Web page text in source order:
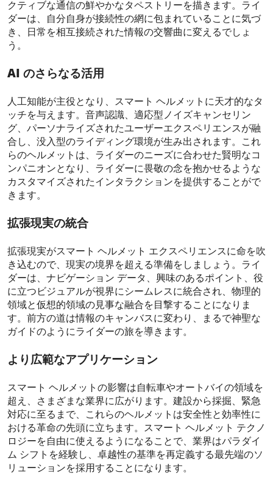
クティブな通信の鮮やかなタペストリーを描きます。ライ
ダーは、自分自身が接続性の網に包まれていることに気づ
き、日常を相互接続された情報の交響曲に変えるでしょ
う。
AI のさらなる活用
人工知能が主役となり、スマート ヘルメットに天才的なタ
ッチを与えます。音声認識、適応型ノイズキャンセリン
グ、パーソナライズされたユーザーエクスペリエンスが融
合し、没入型のライディング環境が生み出されます。これ
らのヘルメットは、ライダーのニーズに合わせた賢明なコ
ンパニオンとなり、ライダーに畏敬の念を抱かせるような
カスタマイズされたインタラクションを提供することがで
きます。
拡張現実の統合
拡張現実がスマート ヘルメット エクスペリエンスに命を吹
き込むので、現実の境界を超える準備をしましょう。ライ
ダーは、ナビゲーション データ、興味のあるポイント、役
に立つビジュアルが視界にシームレスに統合され、物理的
領域と仮想的領域の見事な融合を目撃することになりま
す。前方の道は情報のキャンバスに変わり、まるで神聖な
ガイドのようにライダーの旅を導きます。
より広範なアプリケーション
スマート ヘルメットの影響は自転車やオートバイの領域を
超え、さまざまな業界に広がります。建設から採掘、緊急
対応に至るまで、これらのヘルメットは安全性と効率性に
おける革命の先頭に立ちます。スマート ヘルメット テクノ
ロジーを自由に使えるようになることで、業界はパラダイ
ム シフトを経験し、卓越性の基準を再定義する最先端のソ
リューションを採用することになります。